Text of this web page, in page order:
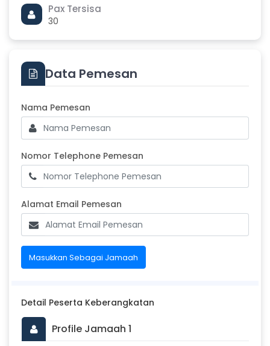
Data Pemesan
Nama Pemesan
Nomor Telephone Pemesan
Alamat Email Pemesan
Masukkan Sebagai Jamaah
Detail Peserta Keberangkatan
Profile Jamaah 1
Pax Tersisa
30